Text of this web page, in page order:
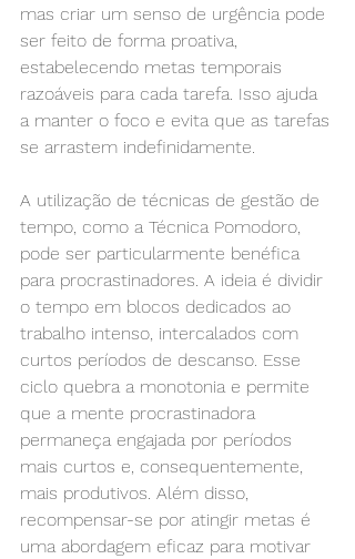
mas criar um senso de urgência pode
ser feito de forma proativa,
estabelecendo metas temporais
razoáveis para cada tarefa. Isso ajuda
a manter o foco e evita que as tarefas
se arrastem indefinidamente.
A utilização de técnicas de gestão de
tempo, como a Técnica Pomodoro,
pode ser particularmente benéfica
para procrastinadores. A ideia é dividir
o tempo em blocos dedicados ao
trabalho intenso, intercalados com
curtos períodos de descanso. Esse
ciclo quebra a monotonia e permite
que a mente procrastinadora
permaneça engajada por períodos
mais curtos e, consequentemente,
mais produtivos. Além disso,
recompensar-se por atingir metas é
uma abordagem eficaz para motivar